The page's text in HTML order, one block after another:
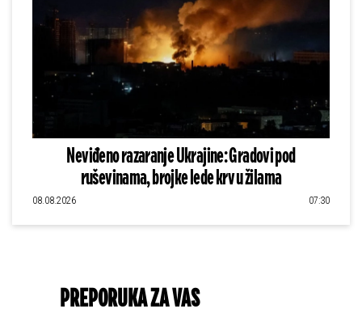
Neviđeno razaranje Ukrajine: Gradovi pod
ruševinama, brojke lede krv u žilama
08.08.2026 07:30
PREPORUKA ZA VAS